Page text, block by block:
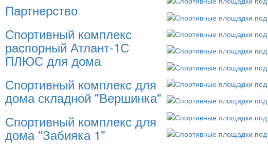
Партнерство
Спортивный комплекс
распорный Атлант-1С
ПЛЮС для дома
Спортивный комплекс для
дома складной "Вершинка"
Спортивный комплекс для
дома "Забияка 1"